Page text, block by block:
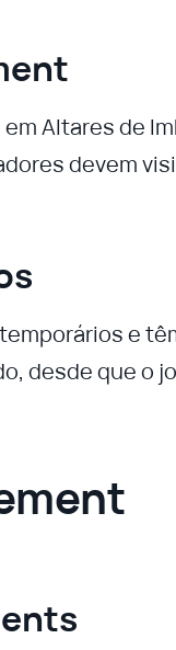
Altares de
devem
e
desde que o